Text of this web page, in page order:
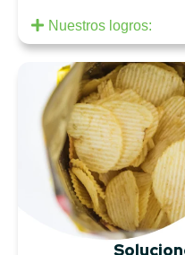
Nuestros logros: